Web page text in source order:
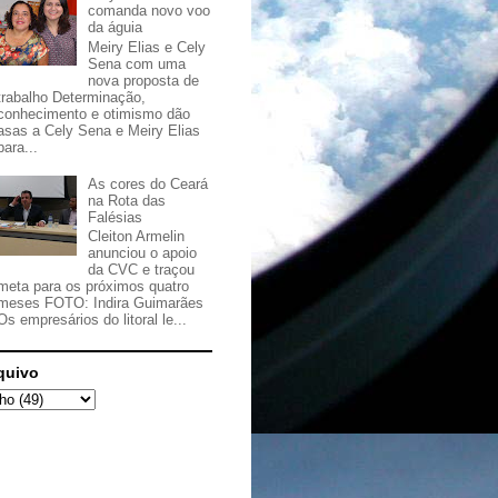
comanda novo voo
da águia
Meiry Elias e Cely
Sena com uma
nova proposta de
Determinação,
e otimismo dão
a Cely Sena e Meiry Elias
As cores do Ceará
na Rota das
Falésias
Cleiton Armelin
anunciou o apoio
da CVC e traçou
para os próximos quatro
FOTO: Indira Guimarães
empresários do litoral le...